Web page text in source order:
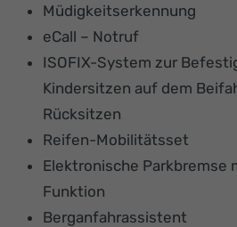
Müdigkeitserkennung
eCall – Notruf
ISOFIX-System zur
Kindersitzen auf dem
Rücksitzen
Reifen-Mobilitätsset
Elektronische Parkbremse
Funktion
Berganfahrassistent